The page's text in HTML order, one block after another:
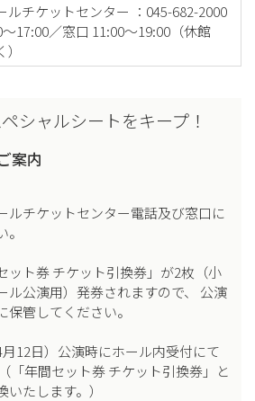
ルチケットセンター ：045-682-2000
17:00／窓口 11:00～19:00（休館
シャルシートをキープ！
案内
ルチケットセンター電話及び窓口に
ット券 チケット引換券」が2枚（小
ル公演用）発券されますので、 公演
管してください。
12日）公演時にホール内受付にて
「年間セット券 チケット引換券」と
たします。）